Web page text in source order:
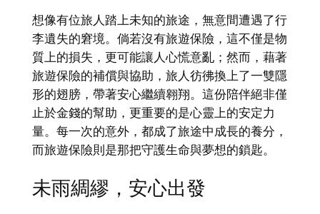
想像有位旅人踏上未知的旅途，無意間遭遇了行
李遺失的窘境。倘若沒有旅遊保險，這不僅是物
質上的損失，更可能讓人心慌意亂；然而，藉著
旅遊保險的補償與協助，旅人彷彿換上了一雙隱
形的翅膀，帶著安心繼續翱翔。這份陪伴絕非僅
止於金錢的幫助，更重要的是心靈上的安定力
量。每一次的意外，都成了旅途中成長的養分，
而旅遊保險則是那把守護生命與夢想的鎖匙。
未雨綢繆，安心出發